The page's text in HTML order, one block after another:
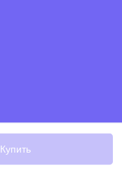
Купить